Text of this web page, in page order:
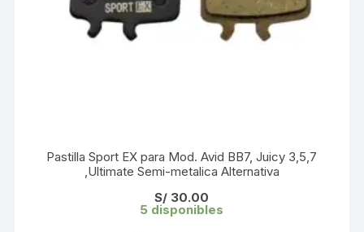
Pastilla Sport EX para Mod. Avid BB7, Juicy 3,5,7
,Ultimate Semi-metalica Alternativa
S/ 30.00
5 disponibles